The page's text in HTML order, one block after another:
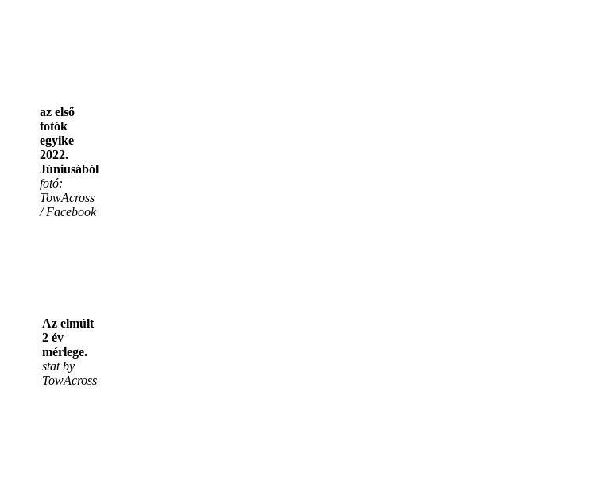
az első
fotók
egyike
2022.
Júniusából
fotó:
TowAcross
/ Facebook
Az elmúlt
2 év
mérlege.
stat by
TowAcross